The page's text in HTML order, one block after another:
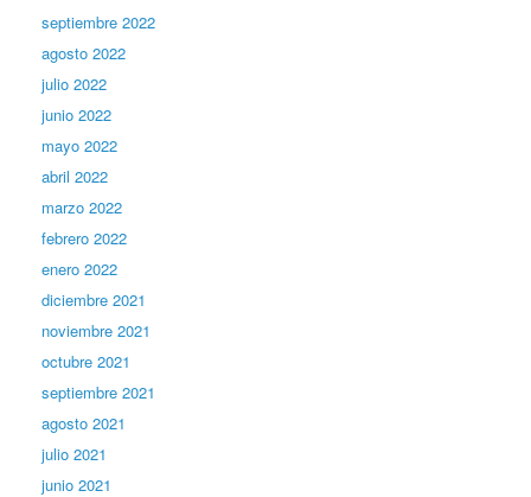
septiembre 2022
agosto 2022
julio 2022
junio 2022
mayo 2022
abril 2022
marzo 2022
febrero 2022
enero 2022
diciembre 2021
noviembre 2021
octubre 2021
septiembre 2021
agosto 2021
julio 2021
junio 2021